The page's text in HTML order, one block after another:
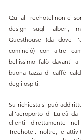
Qui al Treehotel non ci
design sugli alberi,
Guesthouse (da dove
cominciò) con altre
bellissimo falò davanti
buona tazza di caffè
degli ospiti.
Su richiesta si può
all'aeroporto di Luleå
clienti direttamente
Treehotel. Inoltre, le